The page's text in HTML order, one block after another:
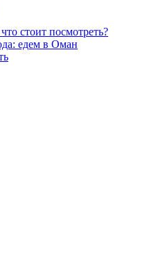
стоит посмотреть?
едем в Оман